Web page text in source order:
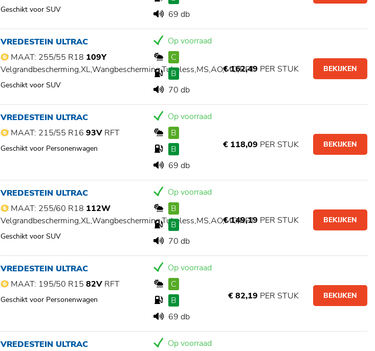
Geschikt voor SUV
69 db
VREDESTEIN ULTRAC
MAAT: 255/55 R18 109Y
Velgrandbescherming,XL,Wangbescherming,Tubeless,MS,AO,MO,RFT
Geschikt voor SUV
Op voorraad
C
B
70 db
€ 162,49 PER STUK BEKIJKEN
VREDESTEIN ULTRAC
MAAT: 215/55 R1693V RFT
Geschikt voor Personenwagen
Op voorraad
B
B
69 db
€ 118,09 PER STUK BEKIJKEN
VREDESTEIN ULTRAC
MAAT: 255/60 R18 112W
Velgrandbescherming,XL,Wangbescherming,Tubeless,MS,AO,MO,RFT
Geschikt voor SUV
Op voorraad
B
B
70 db
€ 149,19 PER STUK BEKIJKEN
VREDESTEIN ULTRAC
MAAT: 195/50 R1582V RFT
Geschikt voor Personenwagen
Op voorraad
C
B
69 db
€ 82,19 PER STUK BEKIJKEN
VREDESTEIN ULTRAC
Op voorraad